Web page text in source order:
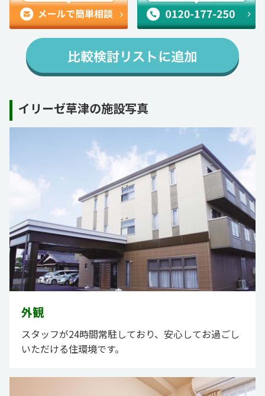
イリーゼ草津の施設写真
外観
スタッフが24時間常駐しており、安心してお過ごし
いただける住環境です。